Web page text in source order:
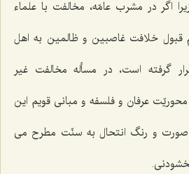
اگر در مشرب عامّه، مخالفت با علماء
قبول خلافت غاصبين و ظالمين به اهل
گرفته است، در مسأله مخالفت غير
عرفان و فلسفه و مبانى قويم اين
صورت و رنگ انتحال به سنّت مطرح مى